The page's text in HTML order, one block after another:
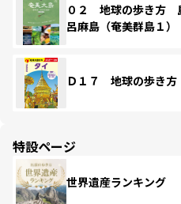
０２ 地球の歩き方
呂麻島（奄美群島１
Ｄ１７ 地球の歩き
特設ページ
世界遺産ランキング